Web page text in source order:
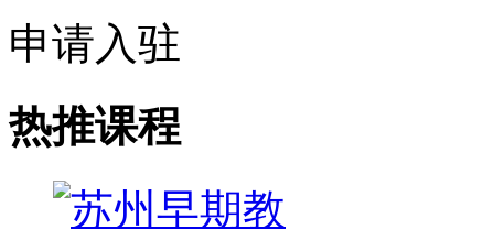
申请入驻
热推课程